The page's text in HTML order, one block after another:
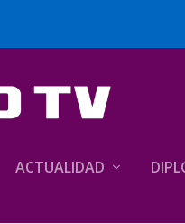
ACTUALIDAD